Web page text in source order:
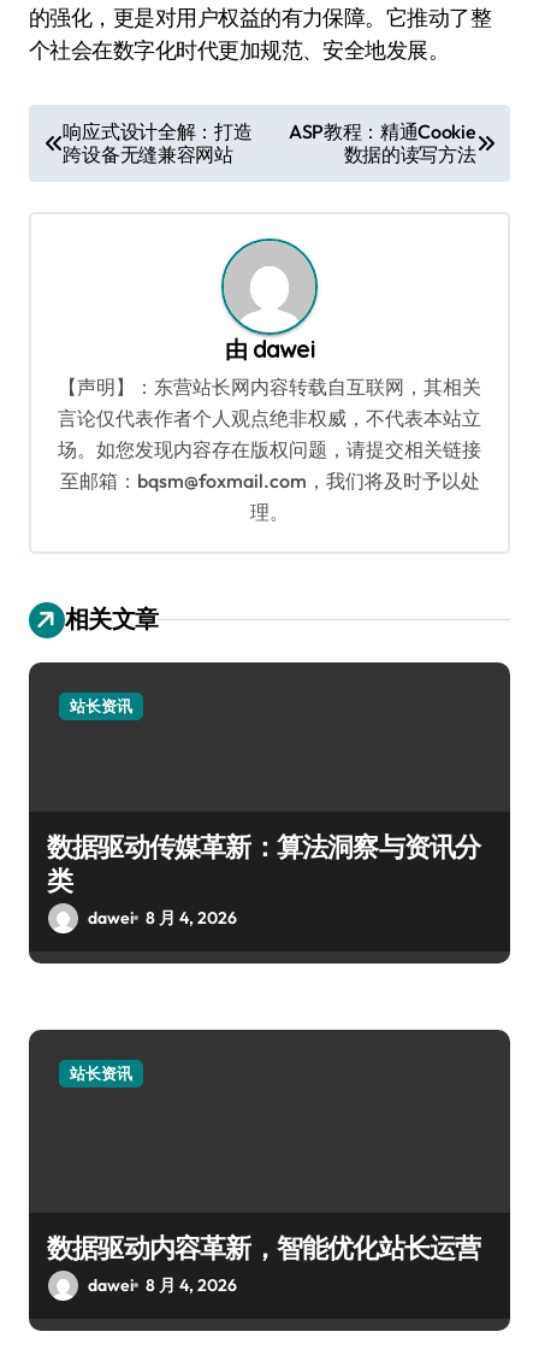
的强化，更是对用户权益的有力保障。它推动了整
个社会在数字化时代更加规范、安全地发展。
章
导
响应式设计全解：打造
跨设备无缝兼容网站
ASP教程：精通Cookie
数据的读写方法
由 dawei
【声明】：东营站长网内容转载自互联网，其相关
言论仅代表作者个人观点绝非权威，不代表本站立
场。如您发现内容存在版权问题，请提交相关链接
至邮箱：bqsm@foxmail.com，我们将及时予以处
理。
相关文章
站长资讯
数据驱动传媒革新：算法洞察与资讯分
类
dawei 8 月 4, 2026
站长资讯
数据驱动内容革新，智能优化站长运营
dawei 8 月 4, 2026